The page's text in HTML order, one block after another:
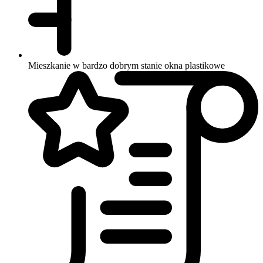
Mieszkanie w bardzo dobrym stanie okna plastikowe